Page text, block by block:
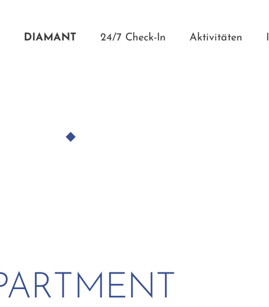
DIAMANT 24/7 Check-In Aktivitäten